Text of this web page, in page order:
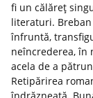
fi un călăreţ
literaturi.
înfruntă,
neîncrederea,
acela de a
Retipărirea